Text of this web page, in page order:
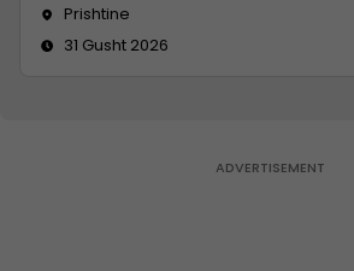
Prishtine
31 Gusht 2026